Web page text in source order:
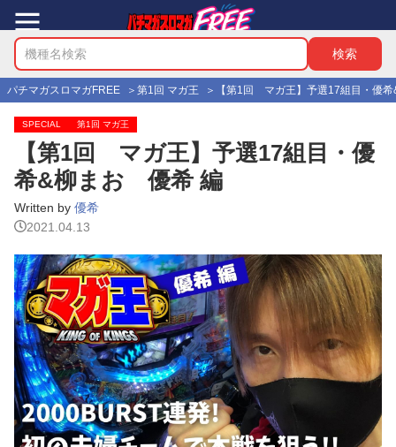
パチマガスロマガFREE 第1回 マガ王 【第1回 マガ王】予選17組目・優
SPECIAL 第1回 マガ王
【第1回 マガ王】予選17組目・優
希&柳まお 優希 編
Written by 優希
2021.04.13